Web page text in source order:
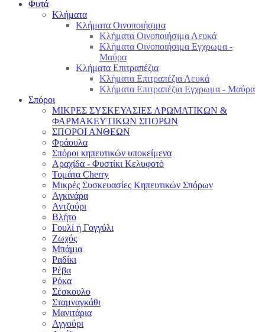
Φυτά
Κλήματα
Κλήματα Οινοποιήσιμα
Κλήματα Οινοποιήσιμα Λευκά
Κλήματα Οινοποιήσιμα Εγχρωμα -
Μαύρα
Κλήματα Επιτραπέζια
Κλήματα Επιτραπέζια Λευκά
Κλήματα Επιτραπέζια Εγχρωμα - Μαύρα
Σπόροι
ΜΙΚΡΕΣ ΣΥΣΚΕΥΑΣΙΕΣ ΑΡΩΜΑΤΙΚΩΝ &
ΦΑΡΜΑΚΕΥΤΙΚΩΝ ΣΠΟΡΩΝ
ΣΠΟΡΟΙ ΑΝΘΕΩΝ
Φράουλα
Σπόροι κηπευτικών υποκείμενα
Αραχίδα - Φυστίκι Κελυφοτό
Τομάτα Cherry
Μικρές Συσκευασίες Κηπευτικών Σπόρων
Αγκινάρα
Αντζούρι
Βλήτο
Γουλί ή Γογγύλι
Ζωχός
Μπάμια
Ραδίκι
Ρέβα
Ρόκα
Σέσκουλο
Σταμναγκάθι
Μανιτάρια
Αγγούρι